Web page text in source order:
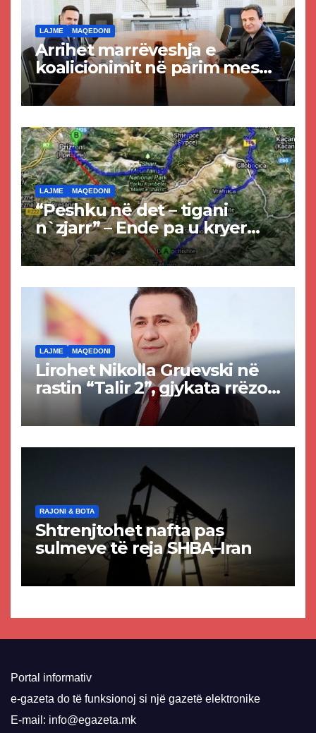
LAJME MAQEDONI
Arrihet marrëveshja e
koalicionimit në parim mes
Kurtit dhe Abdixhikut
LAJME MAQEDONI
“Peshku në det – tigani
n`zjarr” – Ende pa u kryer
projekti i tunelit, komuna e
Tetovës nis punimet për
LAJME MAQEDONI
Lirohet Nikolla Gruevski në
rastin “Talir 2”, gjykata rrëzon
akuzat për ndërtimin e
paligjshëm të selisë së
RAJONI & BOTA
Shtrenjtohet nafta pas
sulmeve të reja SHBA–Iran
Portal informativ
e-gazeta do të funksionoj si një gazetë elektronike
E-mail: info@egazeta.mk